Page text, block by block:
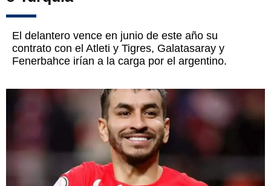
El delantero vence en junio de este año su
contrato con el Atleti y Tigres, Galatasaray y
Fenerbahce irían a la carga por el argentino.